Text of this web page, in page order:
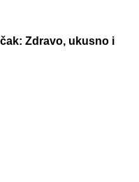
Zdravo, ukusno i